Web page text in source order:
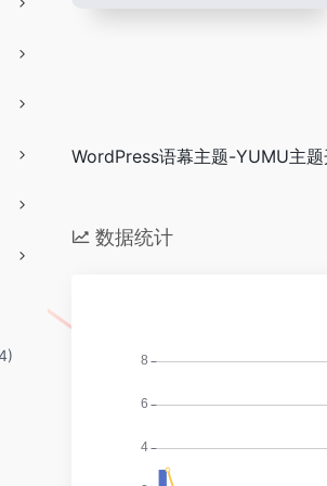
WordPress语幕主题-YUMU主
数据统计